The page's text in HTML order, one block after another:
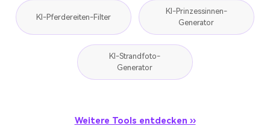
KI-Pferdereiten-Filter
KI-Prinzessinnen-
Generator
KI-Strandfoto-
Generator
Weitere Tools entdecken ››